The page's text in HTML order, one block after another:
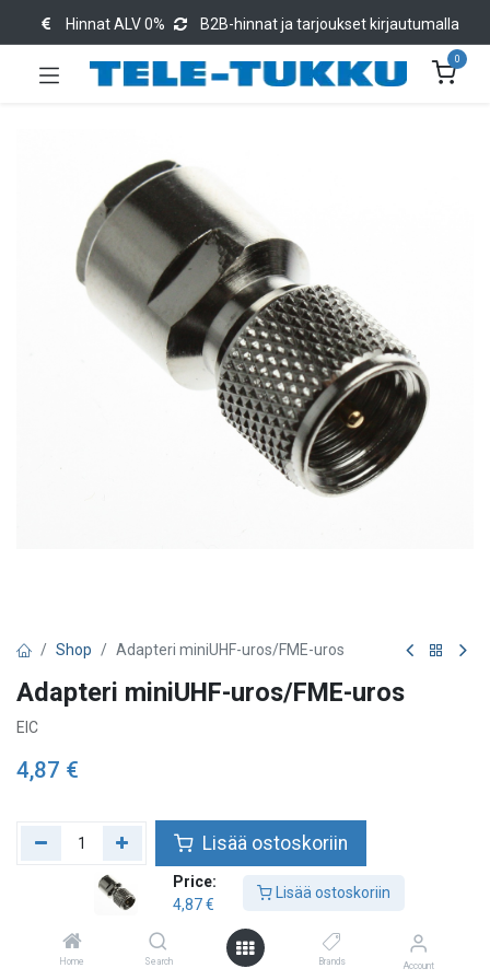
Price:
4,87€
Lisää ostoskoriin
Home Search Brands Account
Hinnat ALV 0% B2B-hinnat ja tarjoukset kirjautumalla
0
Shop Adapteri miniUHF-uros/FME-uros
Adapteri miniUHF-uros/FME-uros
EIC
4,87 €
Lisää ostoskoriin
Lisää toivelistalle